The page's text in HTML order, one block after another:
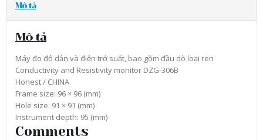
Mô tả
Mô tả
Máy đo độ dẫn và điện trở suất, bao gồm đầu dò loại ren
Conductivity and Resistivity monitor DZG-306B
Honest / CHINA
Frame size: 96 × 96 (mm)
Hole size: 91 × 91 (mm)
Instrument depth: 95 (mm)
Comments